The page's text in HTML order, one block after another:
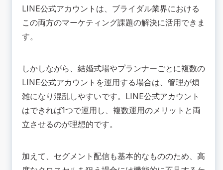
LINE公式アカウントは、ブライダル業界における
この両方のマーケティング課題の解決に活用できま
す。
しかしながら、結婚式場やプランナーごとに複数の
LINE公式アカウントを運用する場合は、管理が煩
雑になり混乱しやすいです。LINE公式アカウント
はできれば1つで運用し、複数運用のメリットと両
立させるのが理想的です。
加えて、セグメント配信も基本的なもののため、高